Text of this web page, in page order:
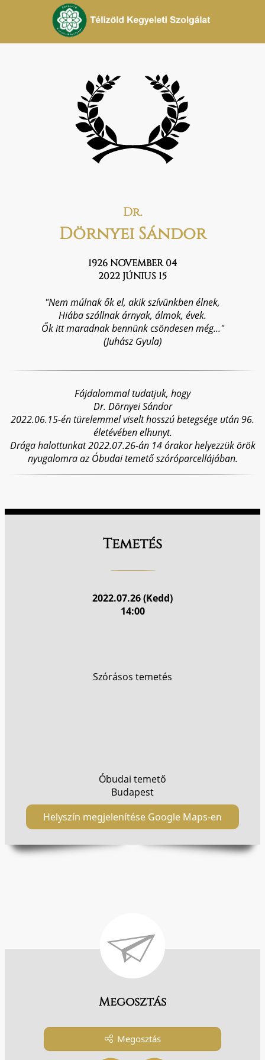
Dr.
Dörnyei Sándor
1926 NOVEMBER 04
2022 JÚNIUS 15
"Nem múlnak ők el, akik szívünkben élnek,
Hiába szállnak árnyak, álmok, évek.
Ők itt maradnak bennünk csöndesen még..."
(Juhász Gyula)
Fájdalommal tudatjuk, hogy
Dr. Dörnyei Sándor
2022.06.15-én türelemmel viselt hosszú betegsége után 96.
életévében elhunyt.
Drága halottunkat 2022.07.26-án 14 órakor helyezzük örök
nyugalomra az Óbudai temető szóróparcellájában.
Temetés
2022.07.26 (Kedd)
14:00
Szórásos temetés
Óbudai temető
Budapest
Helyszín megjelenítése Google Maps-en
Megosztás
Megosztás